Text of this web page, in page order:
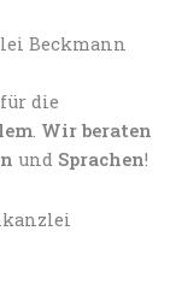
die
. Wir beraten
und Sprachen!